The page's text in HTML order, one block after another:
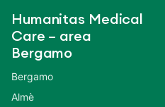
Humanitas Medical
Care – area
Bergamo
Bergamo
Almè